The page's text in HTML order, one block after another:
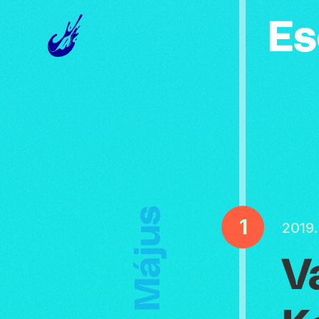
Május 1